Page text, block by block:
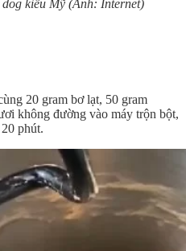
kiểu Mỹ (Ảnh: Internet)
20 gram bơ lạt, 50 gram
không đường vào máy trộn bột,
phút.